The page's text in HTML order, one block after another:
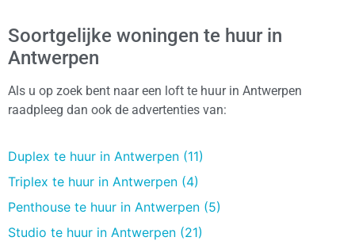
Soortgelijke woningen te huur in
Antwerpen
Als u op zoek bent naar een loft te huur in Antwerpen
raadpleeg dan ook de advertenties van:
Duplex te huur in Antwerpen (11)
Triplex te huur in Antwerpen (4)
Penthouse te huur in Antwerpen (5)
Studio te huur in Antwerpen (21)